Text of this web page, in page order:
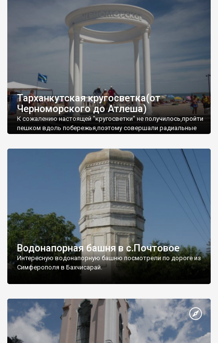
Тарханкутская кругосветка(от
Черноморского до Атлеша)
К сожалению настоящей "кругосветки" не получилось,пройти
пешком вдоль побережья,поэтому совершали радиальные
Водонапорная башня в с.Почтовое
Интересную водонапорную башню посмотрели по дороге из
Симферополя в Бахчисарай.